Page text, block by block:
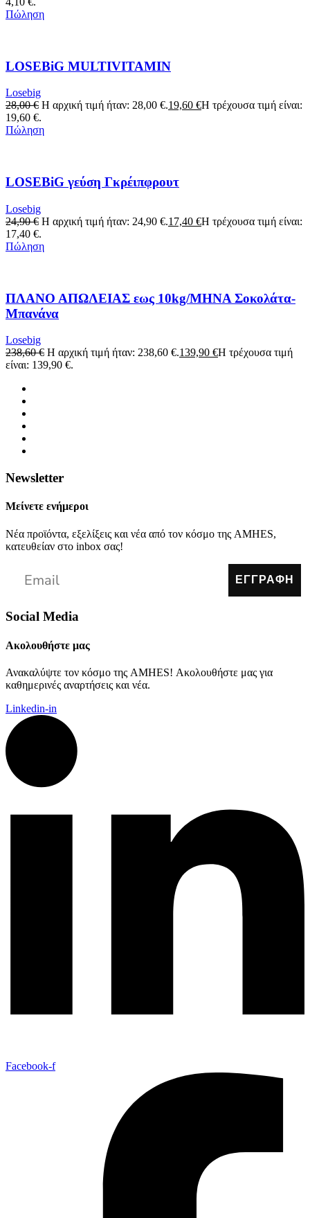
Πώληση
LOSEBiG MULTIVITAMIN
Losebig
28,00€ Η αρχική τιμή ήταν: 28,00 €.19,60 €Η τρέχουσα τιμή είναι:
19,60 €.
Πώληση
LOSEBiG γεύση Γκρέιπφρουτ
Losebig
24,90€ Η αρχική τιμή ήταν: 24,90 €.17,40 €Η τρέχουσα τιμή είναι:
17,40 €.
Πώληση
ΠΛΑΝΟ ΑΠΩΛΕΙΑΣ εως 10kg/ΜΗΝΑ Σοκολάτα-
Μπανάνα
Losebig
238,60€ Η αρχική τιμή ήταν: 238,60 €.139,90 €Η τρέχουσα τιμή
είναι: 139,90 €.
Newsletter
Μείνετε ενήμεροι
Νέα προϊόντα, εξελίξεις και νέα από τον κόσμο της AMHES,
κατευθείαν στο inbox σας!
ΕΓΓΡΑΦΗ
Social Media
Ακολουθήστε μας
Ανακαλύψτε τον κόσμο της AMHES! Ακολουθήστε μας για
καθημερινές αναρτήσεις και νέα.
Linkedin-in
Facebook-f